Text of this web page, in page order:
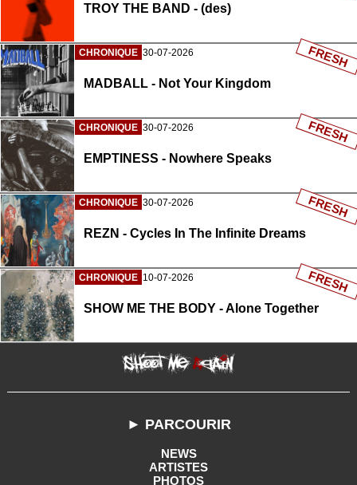
TROY THE BAND - (des)
CHRONIQUE 30-07-2026
MADBALL - Not Your Kingdom
FRESH
CHRONIQUE 30-07-2026
EMPTINESS - Nowhere Speaks
FRESH
CHRONIQUE 30-07-2026
REZN - Cycles In The Infinite Dreams
FRESH
CHRONIQUE 10-07-2026
SHOW ME THE BODY - Alone Together
FRESH
► PARCOURIR
NEWS
ARTISTES
PHOTOS